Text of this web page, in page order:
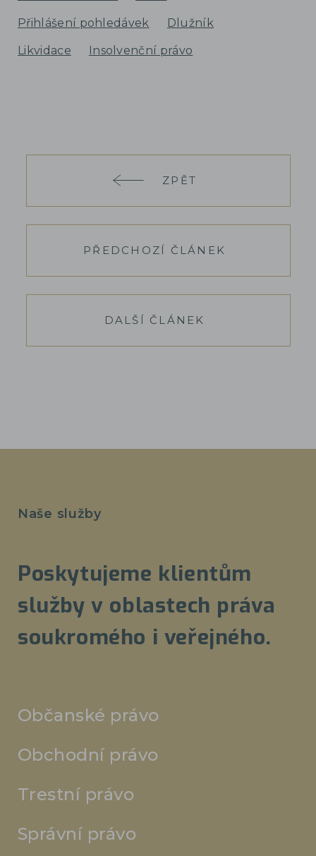
Přihlášení pohledávek Dlužník
Likvidace Insolvenční právo
ZPĚT
PŘEDCHOZÍ ČLÁNEK
DALŠÍ ČLÁNEK
Naše služby
Poskytujeme klientům
služby v oblastech práva
soukromého i veřejného.
Občanské právo
Obchodní právo
Trestní právo
Správní právo